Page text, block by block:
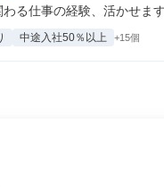
る仕事の経験、活かせま
中途入社50％以上 +15個